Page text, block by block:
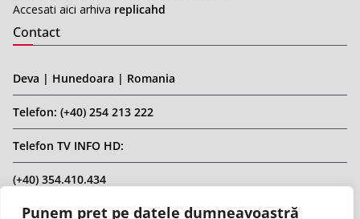
Punem preț pe datele dumneavoastră
Accesati aici arhiva replicahd
Contact
Deva | Hunedoara | Romania
Telefon: (+40) 254 213 222
Telefon TV INFO HD:
(+40) 354.410.434